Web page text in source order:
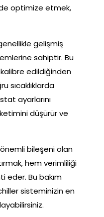
optimize etmek,
gelişmiş
sahiptir. Bu
edildiğinden
sıcaklıklarda
ayarlarını
düşürür ve
bileşeni olan
hem verimliliği
eder. Bu bakım
sisteminizin en